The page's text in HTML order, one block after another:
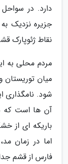
دارد. در
جزیره نزدیک
نقاط
مردم محلی به
میان توریستان
شود. نامگذاری
آن ها است که
باریکه ای از
اما در زمان
فارس از قشم